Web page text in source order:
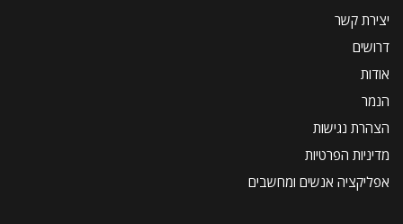
יצירת קשר
דרושים
אודות
הנמר
הצהרת נגישות
מדיניות הפרטיות
אפליקציה אנשים ומחשבים